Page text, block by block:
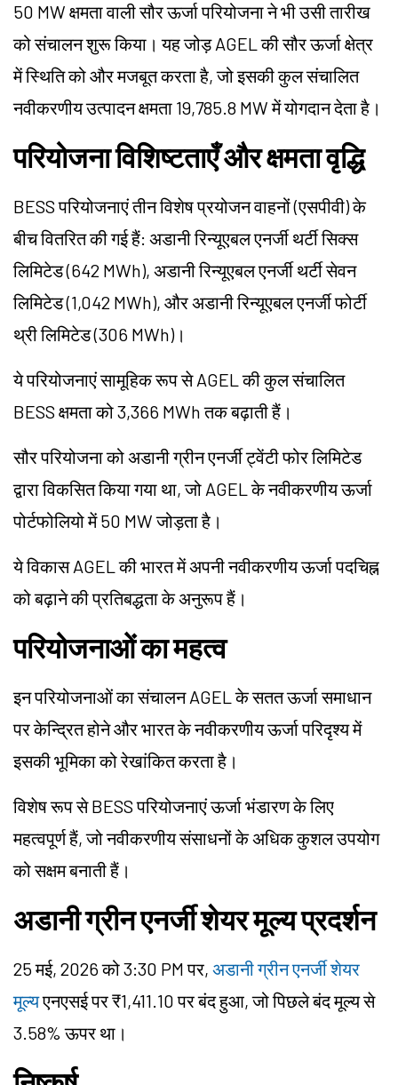
50 MW क्षमता वाली सौर ऊर्जा परियोजना ने भी उसी तारीख
को संचालन शुरू किया। यह जोड़ AGEL की सौर ऊर्जा क्षेत्र
में स्थिति को और मजबूत करता है, जो इसकी कुल संचालित
नवीकरणीय उत्पादन क्षमता 19,785.8 MW में योगदान देता है।
परियोजना विशिष्टताएँ और क्षमता वृद्धि
BESS परियोजनाएं तीन विशेष प्रयोजन वाहनों (एसपीवी) के
बीच वितरित की गई हैं: अडानी रिन्यूएबल एनर्जी थर्टी सिक्स
लिमिटेड (642 MWh), अडानी रिन्यूएबल एनर्जी थर्टी सेवन
लिमिटेड (1,042 MWh), और अडानी रिन्यूएबल एनर्जी फोर्टी
थ्री लिमिटेड (306 MWh)।
ये परियोजनाएं सामूहिक रूप से AGEL की कुल संचालित
BESS क्षमता को 3,366 MWh तक बढ़ाती हैं।
सौर परियोजना को अडानी ग्रीन एनर्जी ट्वेंटी फोर लिमिटेड
द्वारा विकसित किया गया था, जो AGEL के नवीकरणीय ऊर्जा
पोर्टफोलियो में 50 MW जोड़ता है।
ये विकास AGEL की भारत में अपनी नवीकरणीय ऊर्जा पदचिह्न
को बढ़ाने की प्रतिबद्धता के अनुरूप हैं।
परियोजनाओं का महत्व
इन परियोजनाओं का संचालन AGEL के सतत ऊर्जा समाधान
पर केन्द्रित होने और भारत के नवीकरणीय ऊर्जा परिदृश्य में
इसकी भूमिका को रेखांकित करता है।
विशेष रूप से BESS परियोजनाएं ऊर्जा भंडारण के लिए
महत्वपूर्ण हैं, जो नवीकरणीय संसाधनों के अधिक कुशल उपयोग
को सक्षम बनाती हैं।
अडानी ग्रीन एनर्जी शेयर मूल्य प्रदर्शन
25 मई, 2026 को 3:30 PM पर, अडानी ग्रीन एनर्जी शेयर
मूल्यएनएसई पर ₹1,411.10 पर बंद हुआ, जो पिछले बंद मूल्य से
3.58% ऊपर था।